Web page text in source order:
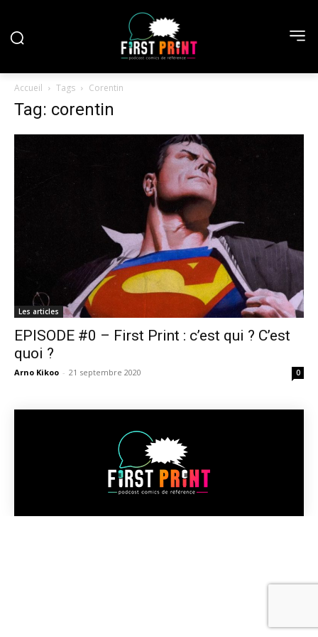
Accueil Tags Corentin
Tag: corentin
Les articles
EPISODE #0 – First Print : c’est qui ? C’est
quoi ?
Arno Kikoo - 21 septembre 2020 0